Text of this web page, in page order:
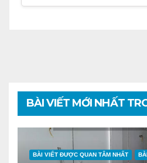
BÀI VIẾT MỚI NHẤT
BÀI VIẾT ĐƯỢC QUAN TÂM NHẤT